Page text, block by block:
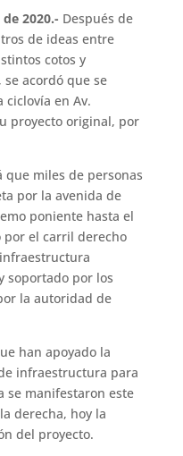
2020.- Después de
de ideas entre
cotos y
acordó que se
en Av.
proyecto original, por
miles de personas
por la avenida de
poniente hasta el
por el carril derecho
soportado por los
la autoridad de
han apoyado la
infraestructura para
se manifestaron este
derecha, hoy la
del proyecto.